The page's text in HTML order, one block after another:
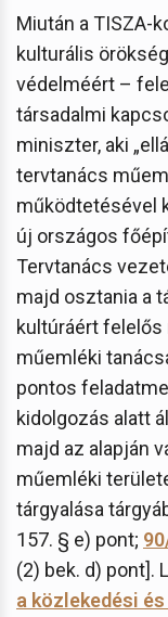
Miután a TISZA-
kulturális
védelméért –
társadalmi
miniszter, aki
tervtanács
működtetésével
új országos
Tervtanács
majd osztania a
kultúráért felelős
műemléki
pontos
kidolgozás alatt
majd az alapján
műemléki
tárgyalása
157. § e) pont;
(2) bek. d) pont].
a közlekedési